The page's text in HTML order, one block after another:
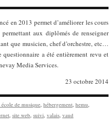
en 2013 permet d’améliorer les cours
aux diplômés de renseigner
que musicien, chef d’orchestre, etc…
a été entièrement revu et
Media Services.
23 octobre 2014
école de musique, hébergement, hemu,
, site web, suivi, valais, vaud